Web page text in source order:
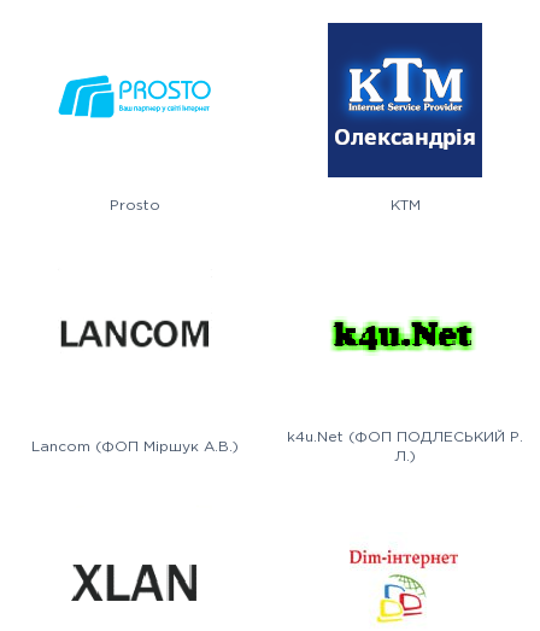
Prosto KTM
Lancom (ФОП Міршук А.В.)
k4u.Net (ФОП ПОДЛЕСЬКИЙ Р.
Л.)